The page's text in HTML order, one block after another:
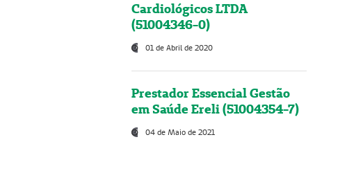
Cardiológicos LTDA
(51004346-0)
01 de Abril de 2020
Prestador Essencial Gestão
em Saúde Ereli (51004354-7)
04 de Maio de 2021